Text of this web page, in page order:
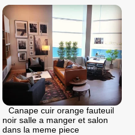
Canape cuir orange fauteuil
noir salle a manger et salon
dans la meme piece